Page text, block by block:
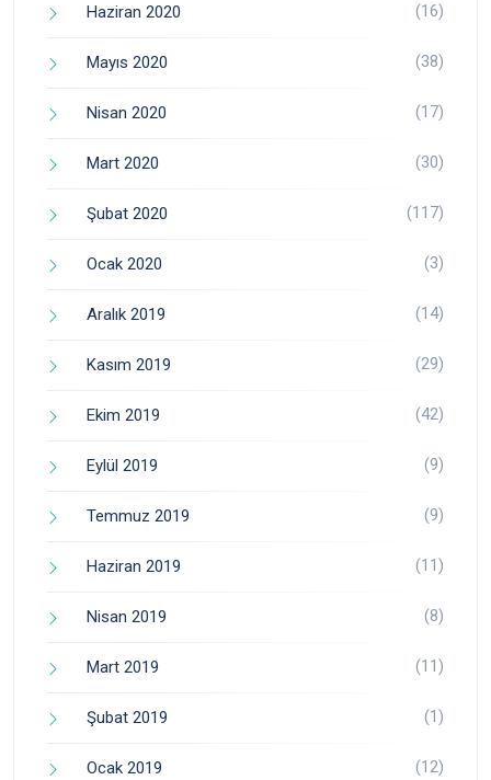
Haziran 2020 (16)
Mayıs 2020 (38)
Nisan 2020 (17)
Mart 2020 (30)
Şubat 2020 (117)
Ocak 2020 (3)
Aralık 2019 (14)
Kasım 2019 (29)
Ekim 2019 (42)
Eylül 2019 (9)
Temmuz 2019 (9)
Haziran 2019 (11)
Nisan 2019 (8)
Mart 2019 (11)
Şubat 2019 (1)
Ocak 2019 (12)